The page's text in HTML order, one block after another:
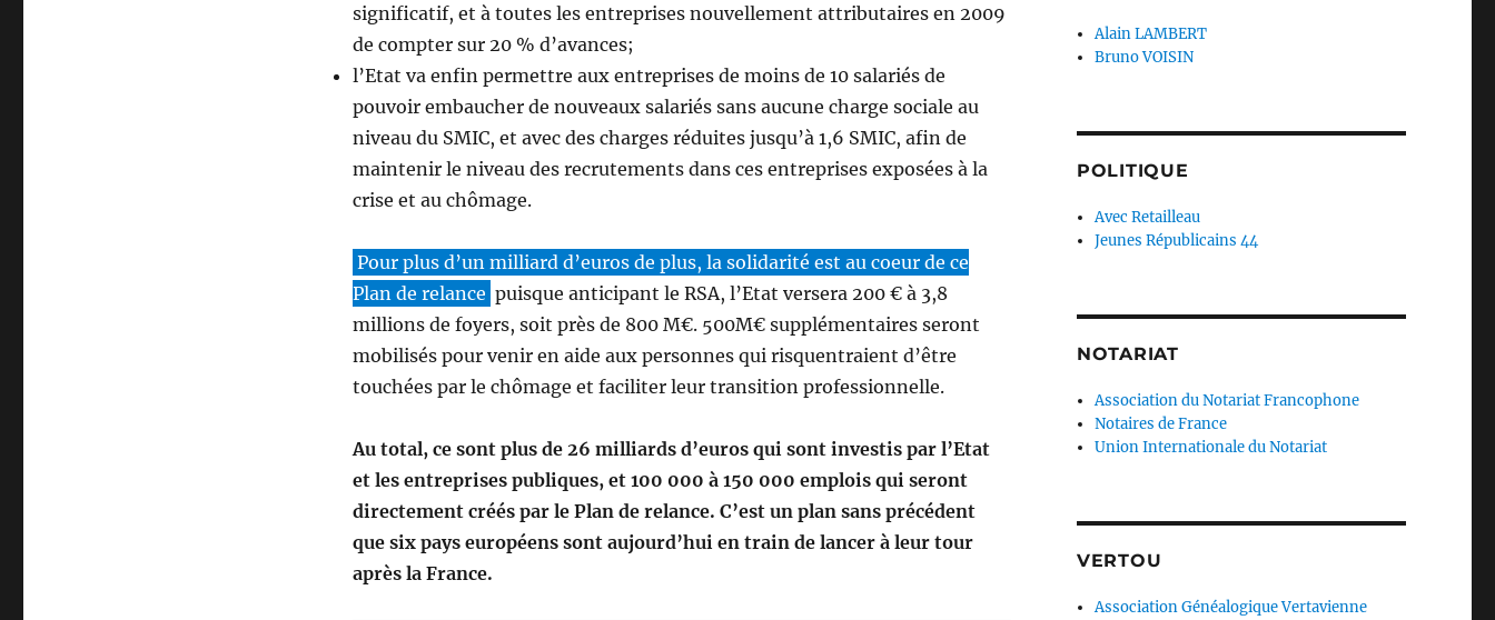
significatif, et à toutes les entreprises nouvellement attributaires en 2009
de compter sur 20 % d’avances;
l’Etat va enfin permettre aux entreprises de moins de 10 salariés de
pouvoir embaucher de nouveaux salariés sans aucune charge sociale au
niveau du SMIC, et avec des charges réduites jusqu’à 1,6 SMIC, afin de
maintenir le niveau des recrutements dans ces entreprises exposées à la
crise et au chômage.
Pour plus d’un milliard d’euros de plus, la solidarité est au coeur de ce
Plan de relance puisque anticipant le RSA, l’Etat versera 200 € à 3,8
millions de foyers, soit près de 800 M€. 500M€ supplémentaires seront
mobilisés pour venir en aide aux personnes qui risquentraient d’être
touchées par le chômage et faciliter leur transition professionnelle.
Au total, ce sont plus de 26 milliards d’euros qui sont investis par l’Etat
et les entreprises publiques, et 100 000 à 150 000 emplois qui seront
directement créés par le Plan de relance. C’est un plan sans précédent
que six pays européens sont aujourd’hui en train de lancer à leur tour
après la France.
Alain LAMBERT
Bruno VOISIN
POLITIQUE
Avec Retailleau
Jeunes Républicains 44
NOTARIAT
Association du Notariat Francophone
Notaires de France
Union Internationale du Notariat
VERTOU
Association Généalogique Vertavienne